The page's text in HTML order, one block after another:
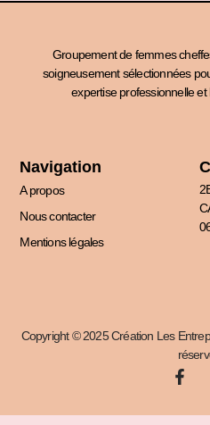
Groupement de femmes
soigneusement sélectionnées
expertise professionnelle
Navigation
A propos
Nous contacter
Mentions légales
Copyright © 2025 Création Les